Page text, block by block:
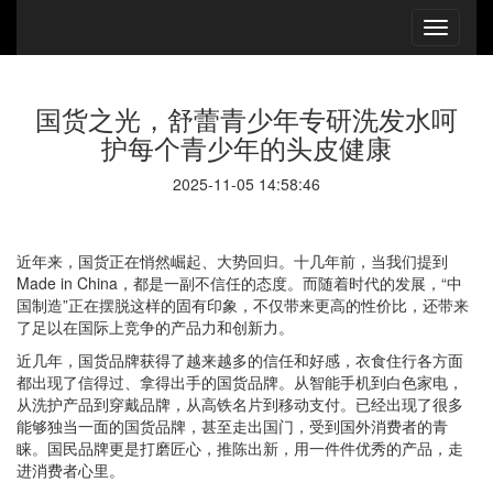
国货之光，舒蕾青少年专研洗发水呵
护每个青少年的头皮健康
2025-11-05 14:58:46
近年来，国货正在悄然崛起、大势回归。十几年前，当我们提到
Made in China，都是一副不信任的态度。而随着时代的发展，“中
国制造”正在摆脱这样的固有印象，不仅带来更高的性价比，还带来
了足以在国际上竞争的产品力和创新力。
近几年，国货品牌获得了越来越多的信任和好感，衣食住行各方面
都出现了信得过、拿得出手的国货品牌。从智能手机到白色家电，
从洗护产品到穿戴品牌，从高铁名片到移动支付。已经出现了很多
能够独当一面的国货品牌，甚至走出国门，受到国外消费者的青
睐。国民品牌更是打磨匠心，推陈出新，用一件件优秀的产品，走
进消费者心里。